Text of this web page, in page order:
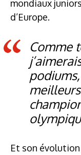
mondiaux
d’Europe.
Comme
Et son